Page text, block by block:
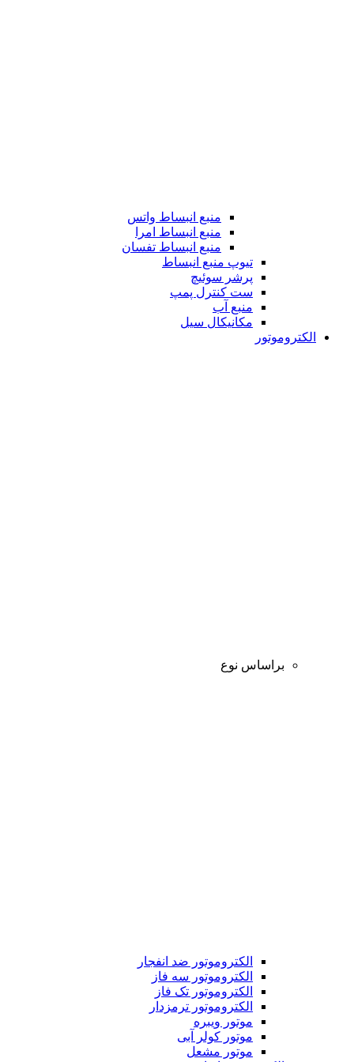
منبع انبساط واتس
منبع انبساط امرا
منبع انبساط تفسان
تیوپ منبع انبساط
پرشر سوئیچ
ست کنترل پمپ
منبع آب
مکانیکال سیل
الکتروموتور
براساس نوع
الکتروموتور ضد انفجار
الکتروموتور سه فاز
الکتروموتور تک فاز
الکتروموتور ترمزدار
موتور ویبره
موتور کولر آبی
موتور مشعل